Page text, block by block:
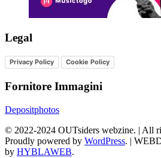
Legal
Privacy Policy Cookie Policy
Fornitore Immagini
Depositphotos
© 2022-2024 OUTsiders webzine. | All
Proudly powered by WordPress. |
by HYBLAWEB.